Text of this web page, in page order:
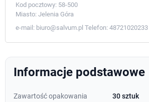
Kod pocztowy: 58-500
Miasto: Jelenia Góra
e-mail: biuro@salvum.pl Telefon: 48721020233
Informacje podstawowe
Zawartość opakowania 30 sztuk